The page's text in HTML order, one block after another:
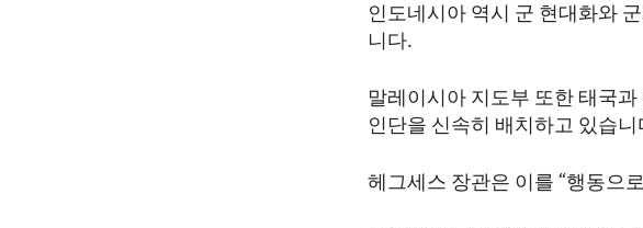
인도네시아 역시 군 현대화와
니다.
말레이시아 지도부 또한 태국
인단을 신속히 배치하고 있습니
헤그세스 장관은 이를 “행동으